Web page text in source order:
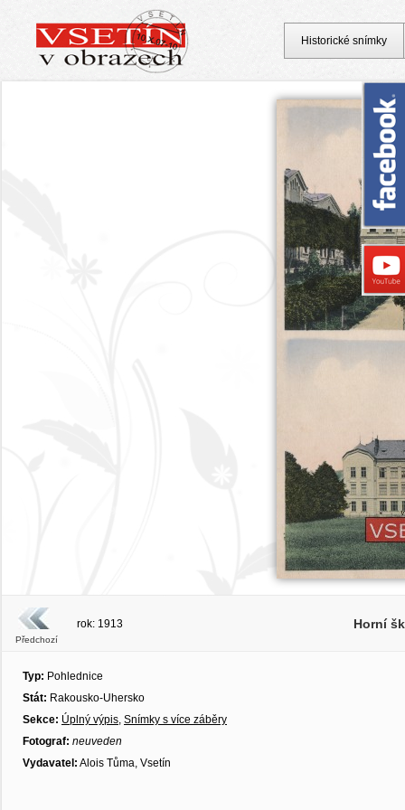
Předchozí
rok: 1913 Horní
Typ: Pohlednice
Stát: Rakousko-Uhersko
Sekce: Úplný výpis, Snímky s více záběry
Fotograf: neuveden
Vydavatel: Alois Tůma, Vsetín
Historické snímky